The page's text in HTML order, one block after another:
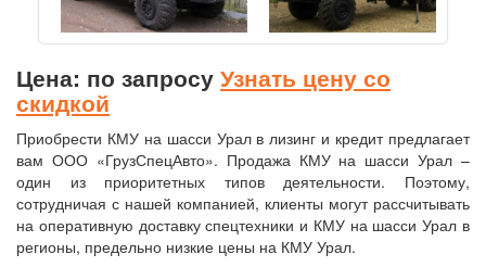
Цена: по запросу Узнать цену со
скидкой
Приобрести КМУ на шасси Урал в лизинг и кредит предлагает
вам ООО «ГрузСпецАвто». Продажа КМУ на шасси Урал –
один из приоритетных типов деятельности. Поэтому,
сотрудничая с нашей компанией, клиенты могут рассчитывать
на оперативную доставку спецтехники и КМУ на шасси Урал в
регионы, предельно низкие цены на КМУ Урал.